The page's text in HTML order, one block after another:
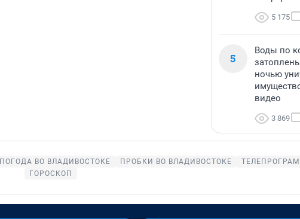
5 175
5
Воды по
ночью
видео
3 869
ПОГОДА ВО ВЛАДИВОСТОКЕ ПРОБКИ ВО ВЛАДИВОСТОКЕ
ГОРОСКОП